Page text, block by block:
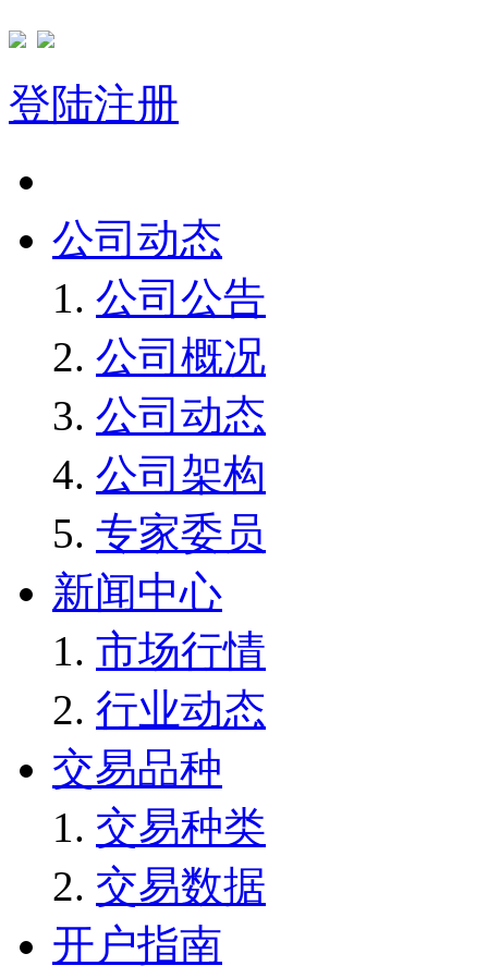
登陆注册
公司动态
公司公告
公司概况
公司动态
公司架构
专家委员
新闻中心
市场行情
行业动态
交易品种
交易种类
交易数据
开户指南